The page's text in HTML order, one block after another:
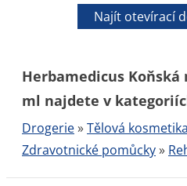
Najít otevírací
Herbamedicus Koňská
ml najdete v
Drogerie»Tělová kosmetika
Zdravotnické pomůcky»